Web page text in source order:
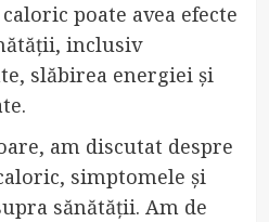
poate avea efecte
inclusiv
slăbirea energiei și
am discutat despre
simptomele și
sănătății. Am de